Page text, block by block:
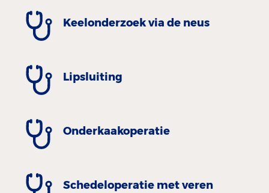
Keelonderzoek via de neus
Lipsluiting
Onderkaakoperatie
Schedeloperatie met veren